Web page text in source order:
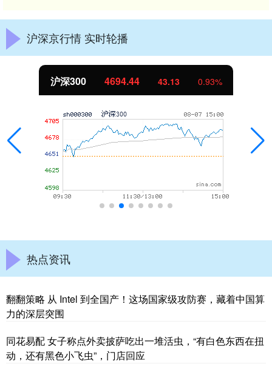
沪深京行情 实时轮播
沪深300 4694.44 43.13 0.93%
热点资讯
翻翻策略 从 Intel 到全国产！这场国家级攻防赛，藏着中国算
力的深层突围
同花易配 女子称点外卖披萨吃出一堆活虫，“有白色东西在扭
动，还有黑色小飞虫”，门店回应